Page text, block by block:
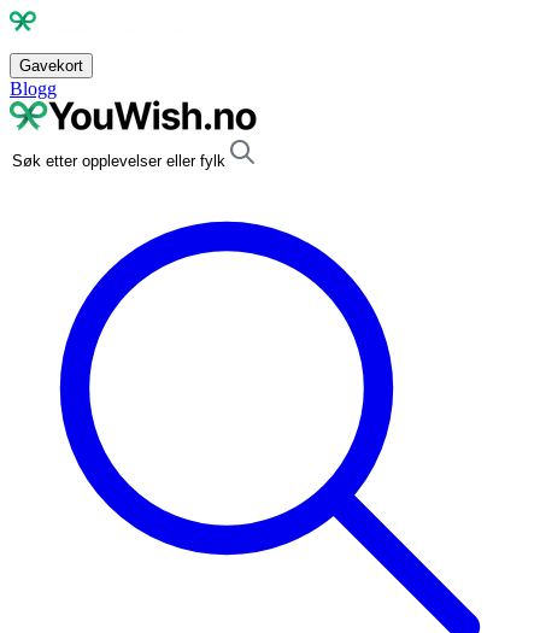
Gavekort
Blogg